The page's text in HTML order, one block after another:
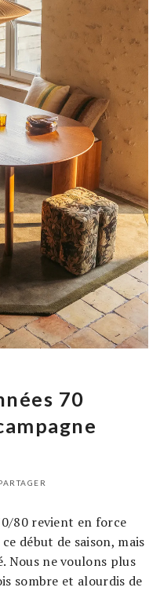
70
80 revient en force
début de saison, mais
Nous ne voulons plus
sombre et alourdis de